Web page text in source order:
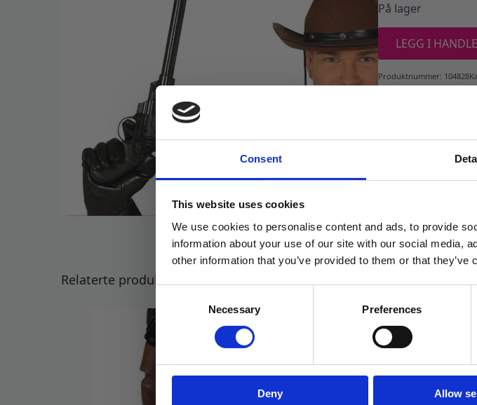
Consent
This website uses cookies
We use cookies to personalise content and ads, to provide
information about your use of our site with our social media,
other information that you’ve provided to them or that
Selection
Necessary Preferences
Deny Allow
På lager
LEGG I
Produktnummer: 104828
Relaterte produkter
få eksklusive
inspirasjon
Ja takk! Jeg vil